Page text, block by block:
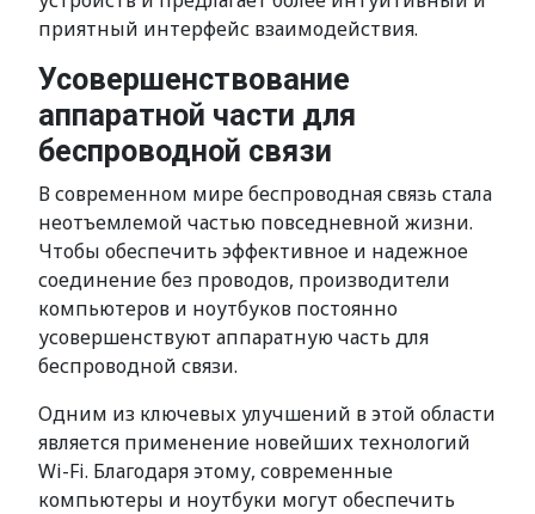
приятный интерфейс взаимодействия.
Усовершенствование
аппаратной части для
беспроводной связи
В современном мире беспроводная связь стала
неотъемлемой частью повседневной жизни.
Чтобы обеспечить эффективное и надежное
соединение без проводов, производители
компьютеров и ноутбуков постоянно
усовершенствуют аппаратную часть для
беспроводной связи.
Одним из ключевых улучшений в этой области
является применение новейших технологий
Wi-Fi. Благодаря этому, современные
компьютеры и ноутбуки могут обеспечить